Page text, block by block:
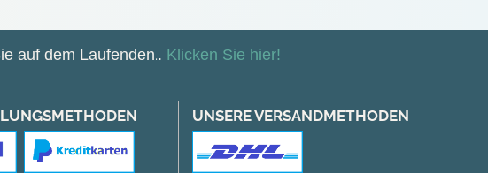
auf dem Laufenden.. Klicken Sie hier!
UNSERE VERSANDMETHODEN